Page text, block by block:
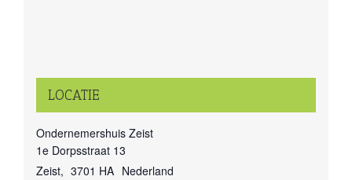
LOCATIE
Ondernemershuis Zeist
1e Dorpsstraat 13
Zeist, 3701 HA Nederland